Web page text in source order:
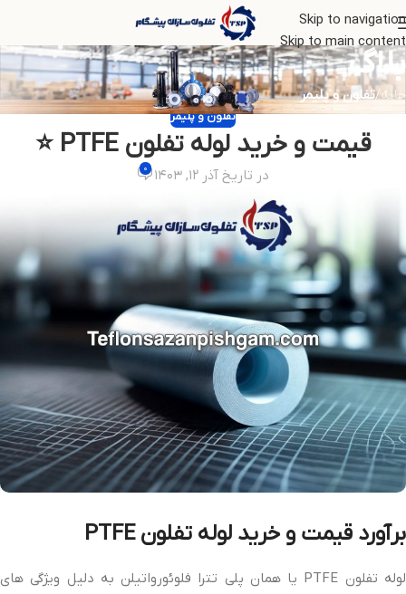
Skip to navigation
Skip to main content
بلاگ
خانه/تفلون و پلیمر
تفلون و پلیمر
قیمت و خرید لوله تفلون PTFE ⭐
در تاریخ آذر ۱۲, ۱۴۰۳ ۰
برآورد قیمت و خرید لوله تفلون PTFE
لوله تفلون PTFE یا همان پلی تترا فلوئورواتیلن به دلیل ویژگی های